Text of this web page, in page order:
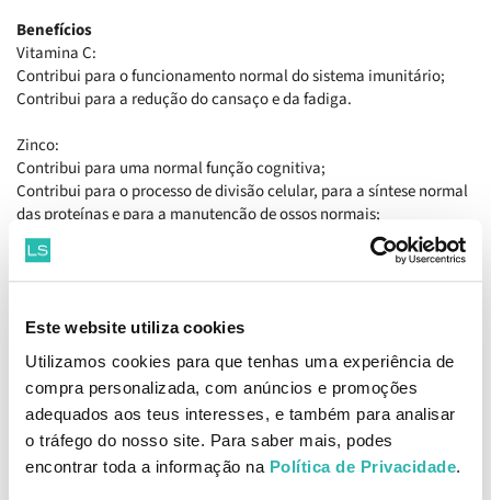
Este website utiliza cookies
Utilizamos cookies para que tenhas uma experiência de
compra personalizada, com anúncios e promoções
adequados aos teus interesses, e também para analisar
o tráfego do nosso site. Para saber mais, podes
encontrar toda a informação na Política de Privacidade.
Benefícios
Vitamina C:
Contribui para o funcionamento normal do sistema imunitário;
Contribui para a redução do cansaço e da fadiga.
Zinco:
Contribui para uma normal função cognitiva;
Contribui para o processo de divisão celular, para a síntese normal
das proteínas e para a manutenção de ossos normais;
Repõe as vitaminas gastas ao longo do dia.
Como tomar
partir dos 12 anos.
Recomenda-se tomar 1 comprimido efervescente por dia,
dissolvido num copo de água. Com agradável sabor a laranja.
Indicado para:
Diabéticos;
Vegetarianos;